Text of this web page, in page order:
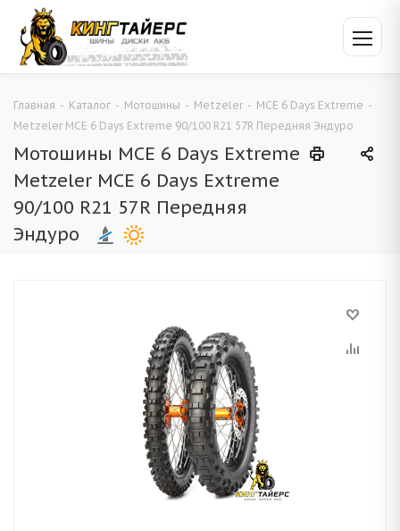
Главная - Каталог - Мотошины - Metzeler - MCE 6 Days Extreme -
Metzeler MCE 6 Days Extreme 90/100 R21 57R Передняя Эндуро
Мотошины MCE 6 Days Extreme
Metzeler MCE 6 Days Extreme
90/100 R21 57R Передняя
Эндуро